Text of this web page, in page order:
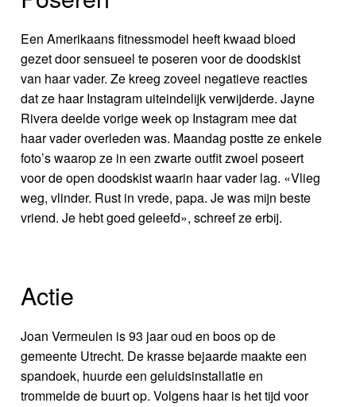
Een Amerikaans fitnessmodel heeft kwaad bloed
gezet door sensueel te poseren voor de doodskist
van haar vader. Ze kreeg zoveel negatieve reacties
dat ze haar Instagram uiteindelijk verwijderde. Jayne
Rivera deelde vorige week op Instagram mee dat
haar vader overleden was. Maandag postte ze enkele
foto’s waarop ze in een zwarte outfit zwoel poseert
voor de open doodskist waarin haar vader lag. «Vlieg
weg, vlinder. Rust in vrede, papa. Je was mijn beste
vriend. Je hebt goed geleefd», schreef ze erbij.
Actie
Joan Vermeulen is 93 jaar oud en boos op de
gemeente Utrecht. De krasse bejaarde maakte een
spandoek, huurde een geluidsinstallatie en
trommelde de buurt op. Volgens haar is het tijd voor